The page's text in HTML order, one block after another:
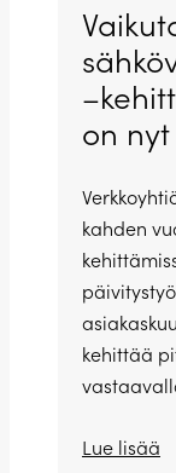
on
kahden
kehittää
Lue lisää